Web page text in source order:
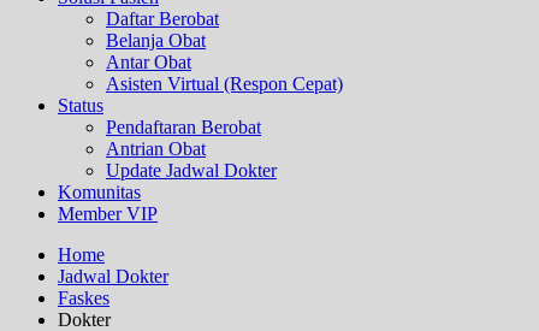
Daftar Berobat
Belanja Obat
Antar Obat
Asisten Virtual (Respon Cepat)
Status
Pendaftaran Berobat
Antrian Obat
Update Jadwal Dokter
Komunitas
Member VIP
Home
Jadwal Dokter
Faskes
Dokter